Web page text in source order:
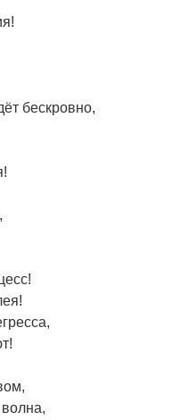
бескровно,
волна,